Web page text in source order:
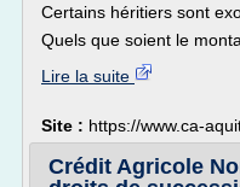
Certains héritiers sont
Quels que soient le
Lire la suite
Site : https://www.ca-
Crédit Agricole